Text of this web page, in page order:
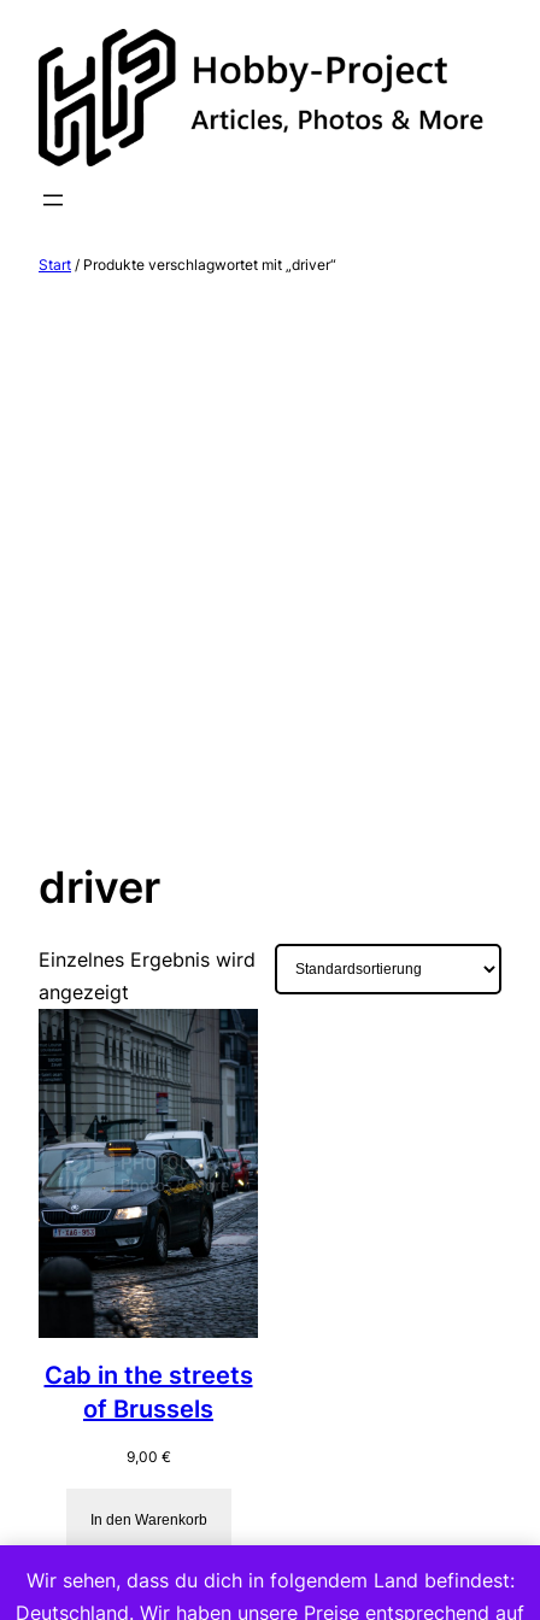
Inhalt
springen
Start / Produkte verschlagwortet mit „driver“
driver
Einzelnes Ergebnis wird
angezeigt
Cab in the streets
of Brussels
9,00 €
In den Warenkorb
Wir sehen, dass du dich in folgendem Land befindest:
Deutschland. Wir haben unsere Preise entsprechend auf